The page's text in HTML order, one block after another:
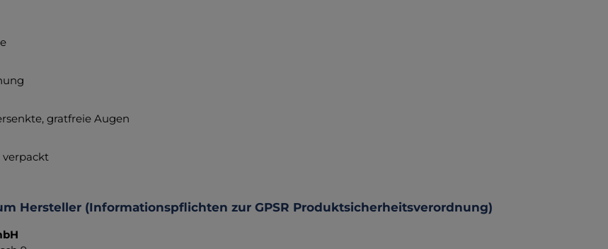
gratfreie Augen
verpackt
Hersteller (Informationspflichten zur GPSR Produktsicherheitsverordnung)